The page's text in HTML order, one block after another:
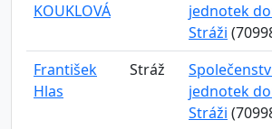
KOUKLOVÁ
jednotek
Stráži
František
Hlas
Stráž
jednotek
Stráži